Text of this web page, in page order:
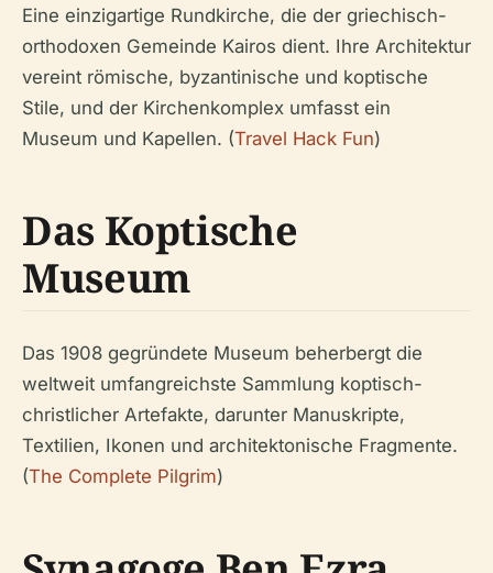
Eine einzigartige Rundkirche, die der griechisch-
orthodoxen Gemeinde Kairos dient. Ihre Architektur
vereint römische, byzantinische und koptische
Stile, und der Kirchenkomplex umfasst ein
Museum und Kapellen. (Travel Hack Fun)
Das Koptische
Museum
Das 1908 gegründete Museum beherbergt die
weltweit umfangreichste Sammlung koptisch-
christlicher Artefakte, darunter Manuskripte,
Textilien, Ikonen und architektonische Fragmente.
(The Complete Pilgrim)